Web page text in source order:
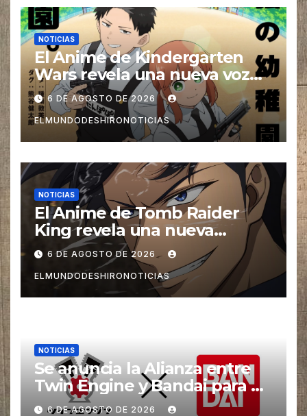
NOTICIAS
El Anime de Kindergarten
Wars revela una nueva voz
para su elenco se estrena en
el 2027
6 DE AGOSTO DE 2026
ELMUNDODESHIRONOTICIAS
NOTICIAS
El Anime de Tomb Raider
King revela una nueva
imagen promocional
6 DE AGOSTO DE 2026
ELMUNDODESHIRONOTICIAS
NOTICIAS
Se anuncia la Alianza entre
Twin Engine y Bandai para un
nuevos Animes
6 DE AGOSTO DE 2026